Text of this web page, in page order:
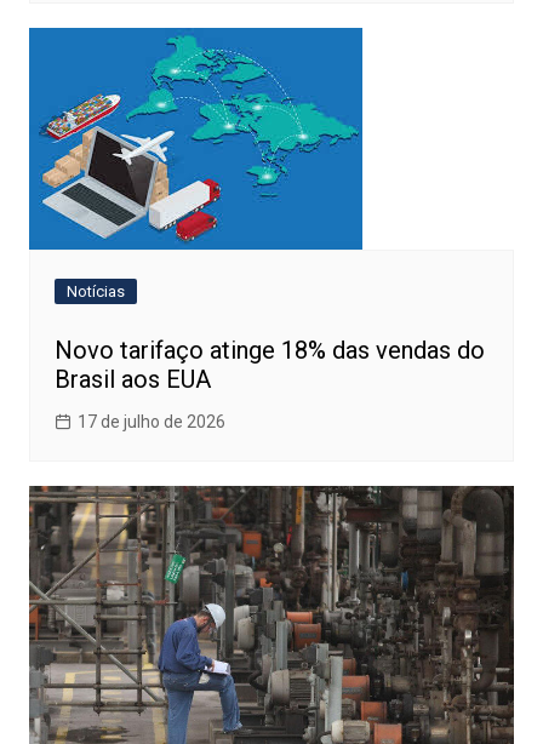
Notícias
Novo tarifaço atinge 18% das vendas do
Brasil aos EUA
17 de julho de 2026